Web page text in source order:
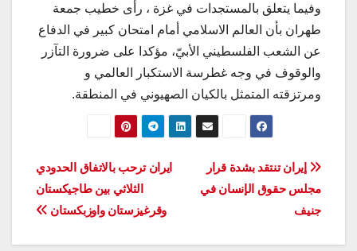
وفيما يتعلق بالمستجدات في غزة ، رأى خطيب جمعة
طهران بأن العالم الاسلامي أمام امتحان كبير في الدفاع
عن الشعب الفلسطيني الأبيّ، مؤكدا على ضرورة التآزر
والوقوف في وجه غطرسة الاستكبار العالمي و
ومرتزقته المتمثل بالكيان الصهيوني في المنطقة.
تصفّح
المقالات
ايران ترحب بالاتفاق الحدودي
الثلاثي بين طاجيكستان
وقرغيزستان واوزبكستان
إيران تنتقد بشدة قرار
مجلس حقوق الإنسان في
جنيف